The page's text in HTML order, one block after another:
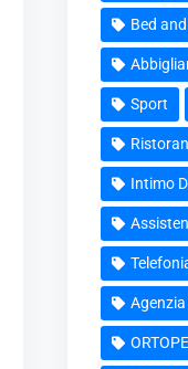
Bed
Sport
Intimo